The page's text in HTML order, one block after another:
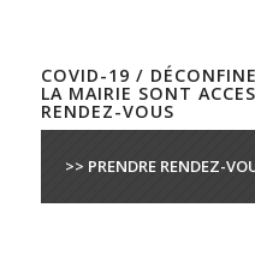
COVID-19 /
LA MAIRIE SONT
RENDEZ-VOUS
>> PRENDRE RENDEZ-